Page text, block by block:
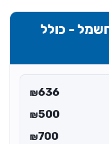
- כולל
₪636
₪500
₪700